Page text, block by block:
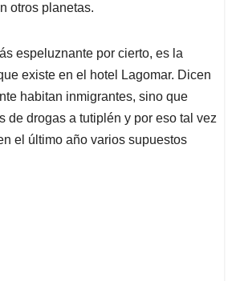
otros planetas.
espeluznante por cierto, es la
existe en el hotel Lagomar. Dicen
habitan inmigrantes, sino que
de drogas a tutiplén y por eso tal vez
el último año varios supuestos